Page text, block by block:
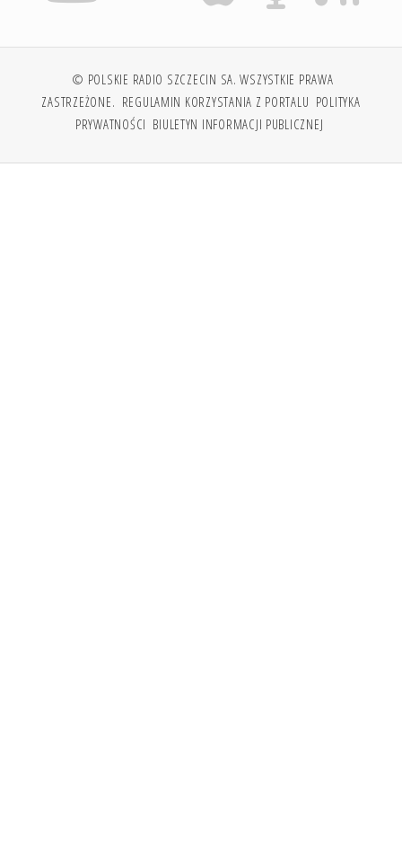
© POLSKIE RADIO SZCZECIN SA. WSZYSTKIE PRAWA
ZASTRZEŻONE. REGULAMIN KORZYSTANIA Z PORTALU POLITYKA
PRYWATNOŚCI BIULETYN INFORMACJI PUBLICZNEJ